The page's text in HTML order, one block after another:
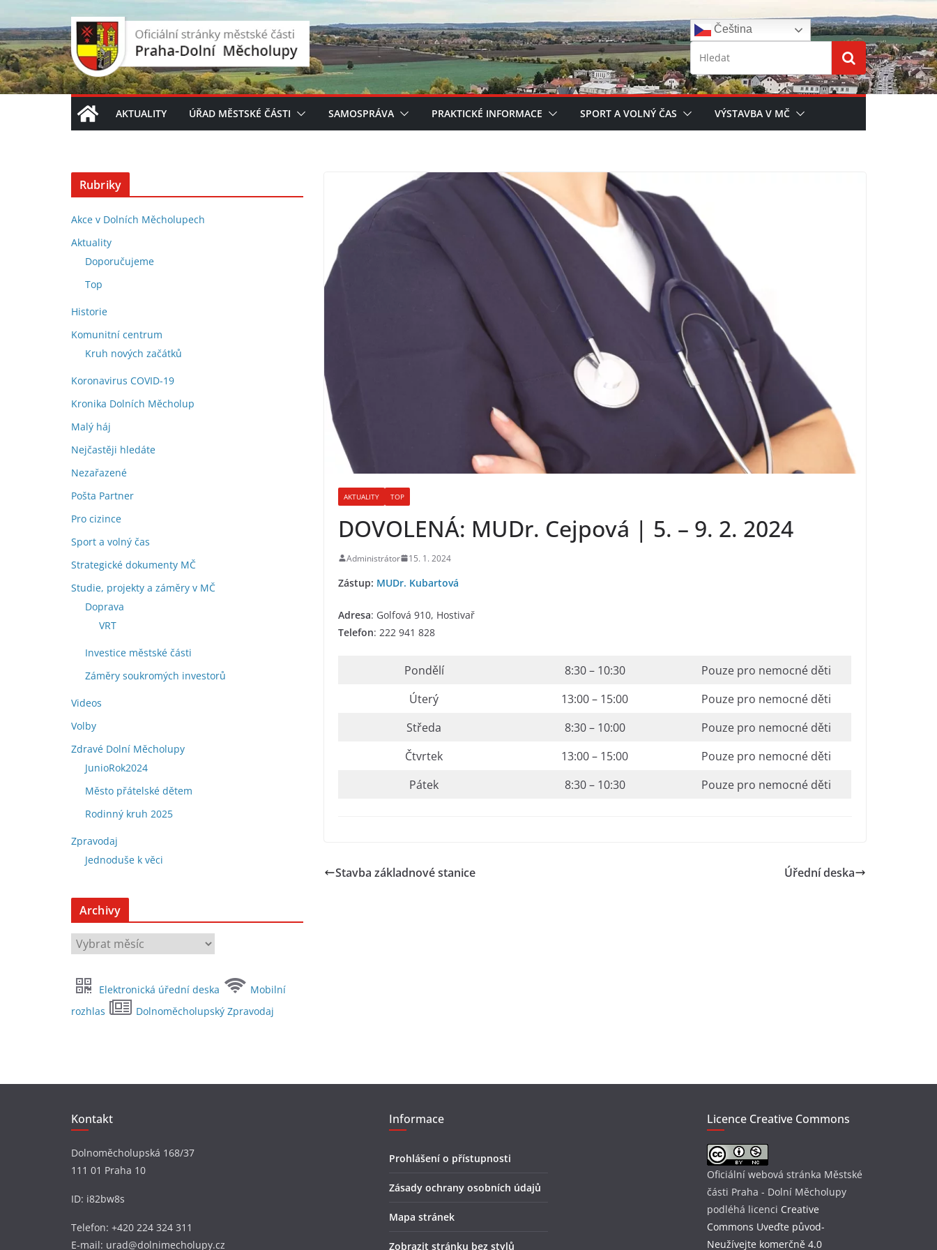
na
obsah
Čeština‎
AKTUALITY ÚŘAD MĚSTSKÉ ČÁSTI SAMOSPRÁVA PRAKTICKÉ INFORMACE SPORT A VOLNÝ ČAS VÝSTAVBA V MČ
AKTUALITY TOP
DOVOLENÁ: MUDr. Cejpová | 5. – 9. 2. 2024
Administrátor 15. 1. 2024
Zástup: MUDr. Kubartová
Adresa: Golfová 910, Hostivař
Telefon: 222 941 828
Pondělí 8:30 – 10:30
Pouze pro nemocné děti
Úterý
13:00 – 15:00
Pouze pro nemocné děti
Středa
8:30 – 10:00
Pouze pro nemocné děti
Čtvrtek
13:00 – 15:00
Pouze pro nemocné děti
Pátek
8:30 – 10:30 Pouze pro nemocné děti
Stavba základnové stanice Úřední deska
Rubriky
Akce v Dolních Měcholupech
Aktuality
Doporučujeme
Top
Historie
Komunitní centrum
Kruh nových začátků
Koronavirus COVID-19
Kronika Dolních Měcholup
Malý háj
Nejčastěji hledáte
Nezařazené
Pošta Partner
Pro cizince
Sport a volný čas
Strategické dokumenty MČ
Studie, projekty a záměry v MČ
Doprava
VRT
Investice městské části
Záměry soukromých investorů
Videos
Volby
Zdravé Dolní Měcholupy
JunioRok2024
Město přátelské dětem
Rodinný kruh 2025
Zpravodaj
Jednoduše k věci
Archivy
A
r
h
i
Elektronická úřední deska
Mobilní
rozhlas
Dolnoměcholupský Zpravodaj
Kontakt
Dolnoměcholupská 168/37
111 01 Praha 10
ID: i82bw8s
Telefon: +420 224 324 311
E-mail: urad@dolnimecholupy.cz
Informace
Prohlášení o přístupnosti
Zásady ochrany osobních údajů
Mapa stránek
Zobrazit stránku bez stylů
Licence Creative Commons
Oficiální webová stránka Městské
části Praha - Dolní Měcholupy
podléhá licenci Creative
Commons Uveďte původ-
Neužívejte komerčně 4.0